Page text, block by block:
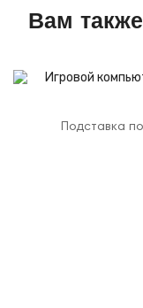
Вам
Подставка